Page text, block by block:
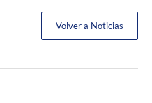
Volver a Noticias